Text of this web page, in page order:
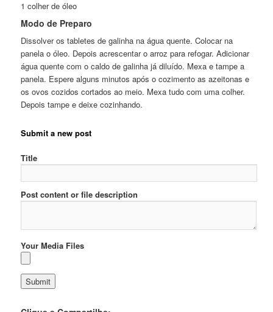
1 colher de óleo
Modo de Preparo
Dissolver os tabletes de galinha na água quente. Colocar na
panela o óleo. Depois acrescentar o arroz para refogar. Adicionar
água quente com o caldo de galinha já diluído. Mexa e tampe a
panela. Espere alguns minutos após o cozimento as azeitonas e
os ovos cozidos cortados ao meio. Mexa tudo com uma colher.
Depois tampe e deixe cozinhando.
Submit a new post
Title
Post content or file description
Your Media Files